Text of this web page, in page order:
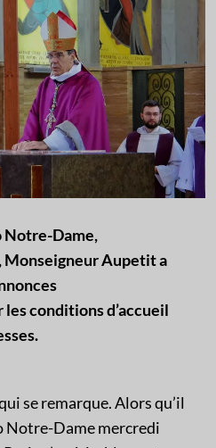
Notre-Dame,
Monseigneur Aupetit a
conditions d’accueil
se remarque. Alors qu’il
Notre-Dame mercredi